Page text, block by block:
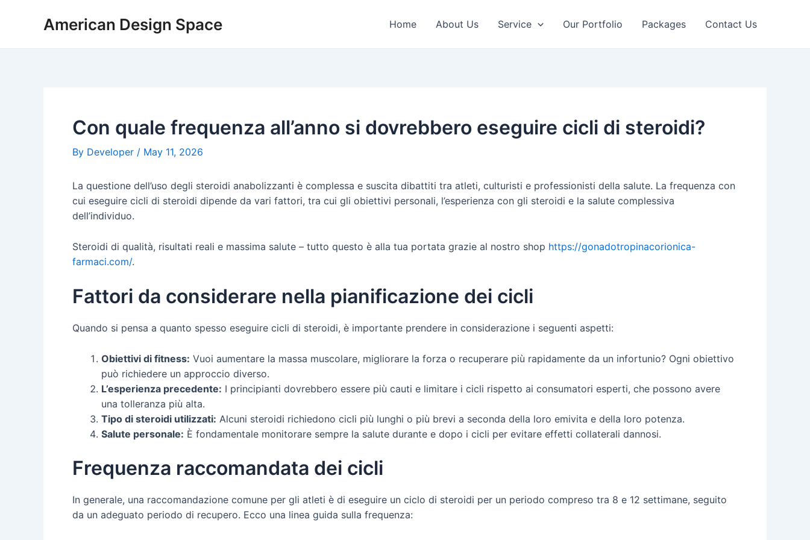
American Design Space Home About Us Service Our Portfolio Packages Contact Us
Con quale frequenza all’anno si dovrebbero eseguire cicli di steroidi?
By Developer / May 11, 2026
La questione dell’uso degli steroidi anabolizzanti è complessa e suscita dibattiti tra atleti, culturisti e professionisti della salute. La frequenza con
cui eseguire cicli di steroidi dipende da vari fattori, tra cui gli obiettivi personali, l’esperienza con gli steroidi e la salute complessiva
dell’individuo.
Steroidi di qualità, risultati reali e massima salute – tutto questo è alla tua portata grazie al nostro shop https://gonadotropinacorionica-
farmaci.com/.
Fattori da considerare nella pianificazione dei cicli
Quando si pensa a quanto spesso eseguire cicli di steroidi, è importante prendere in considerazione i seguenti aspetti:
Obiettivi di fitness: Vuoi aumentare la massa muscolare, migliorare la forza o recuperare più rapidamente da un infortunio? Ogni obiettivo
può richiedere un approccio diverso.
L’esperienza precedente: I principianti dovrebbero essere più cauti e limitare i cicli rispetto ai consumatori esperti, che possono avere
una tolleranza più alta.
Tipo di steroidi utilizzati: Alcuni steroidi richiedono cicli più lunghi o più brevi a seconda della loro emivita e della loro potenza.
Salute personale: È fondamentale monitorare sempre la salute durante e dopo i cicli per evitare effetti collaterali dannosi.
Frequenza raccomandata dei cicli
In generale, una raccomandazione comune per gli atleti è di eseguire un ciclo di steroidi per un periodo compreso tra 8 e 12 settimane, seguito
da un adeguato periodo di recupero. Ecco una linea guida sulla frequenza:
navigation